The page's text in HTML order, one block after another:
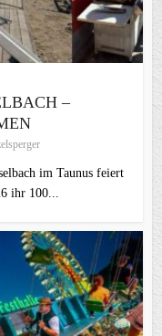
–
im Taunus feiert
ihr 100...